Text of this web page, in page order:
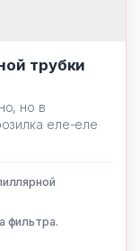
трубки
но в
еле-еле
фильтра.